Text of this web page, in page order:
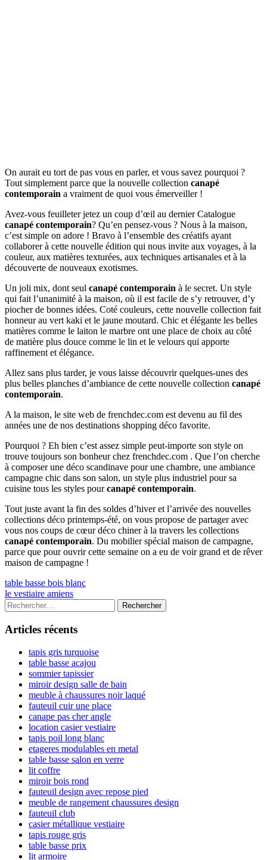
On aurait eu tort de pas vous en parler, et vous savez pourquoi ?
Tout simplement parce que la nouvelle collection canapé
contemporain a vraiment de quoi vous émerveiller !
Avez-vous feuilleter jetez un coup d’œil au dernier Catalogue
canapé contemporain? Qu’en pensez-vous ? Nous à la maison,
c’est simple on adore ! Bravo à l’ensemble des créatifs ayant
collaborer à cette nouvelle édition qui nous invite aux voyages, à la
couleur, aux matières texturées, aux techniques artisanales et à la
découverte de nouveaux exotismes.
Un joli mix, dont seul canapé contemporain à le secret. Un style
qui fait l’unanimité à la maison, où il est facile de s’y retrouver, d’y
piocher de bonnes idées. Coté couleurs, cette nouvelle collection fait
honneur au vert kaki et le jaune moutard. Chic et élégante les belles
matières comme le laiton le marbre ont une place de choix au côté
de matière plus douce comme le lin et le velours qui apporte
raffinement et élégance.
Allez sans plus tarder, je vous laisse découvrir quelques-unes des
plus belles planches d’ambiance de cette nouvelle collection canapé
contemporain.
A la maison, le site web de frenchdec.com est devenu au fil des
années une de nos destinations shopping déco favorite.
Pourquoi ? Eh bien c’est assez simple peut-importe son style on
trouve toujours son bonheur chez frenchdec.com . Que l’on cherche
à composer une déco scandinave pour une chambre, une ambiance
campagne chic dans son salon, un style plus industriel pour sa
cuisine tous les styles pourcanapé contemporain.
Tout juste avant la fin des soldes d’hiver et l’arrivée des nouvelles
collections déco printemps-été, on vous propose de partager avec
vous nos coups de cœur déco chiner à la travers les collections
canapé contemporain. Du mobilier spécial maison de campagne,
parce que pour ouvrir cette semaine on a eu de voir grand et de rêver
maison de campagne !
Navigation
de
l’article
Previous
article:
table basse bois blanc
Next
article:
le vestiaire amiens
Colonne
latérale
principale
Rechercher :
Articles récents
tapis gris turquoise
table basse acajou
sommier tapissier
miroir design salle de bain
meuble à chaussures noir laqué
fauteuil cuir une place
canape pas cher angle
location casier vestiaire
tapis poil long blanc
etageres modulables en metal
table basse salon en verre
lit coffre
miroir bois rond
fauteuil design avec repose pied
meuble de rangement chaussures design
fauteuil club
casier métallique vestiaire
tapis rouge gris
table basse prix
lit armoire